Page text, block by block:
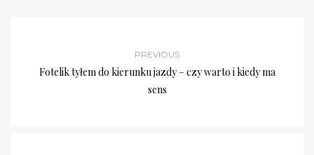
PREVIOUS
Fotelik tyłem do kierunku jazdy – czy warto i kiedy ma
sens